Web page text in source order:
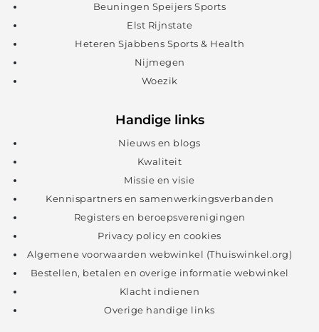
Beuningen Speijers Sports
Elst Rijnstate
Heteren Sjabbens Sports & Health
Nijmegen
Woezik
Handige links
Nieuws en blogs
Kwaliteit
Missie en visie
Kennispartners en samenwerkingsverbanden
Registers en beroepsverenigingen
Privacy policy en cookies
Algemene voorwaarden webwinkel (Thuiswinkel.org)
Bestellen, betalen en overige informatie webwinkel
Klacht indienen
Overige handige links